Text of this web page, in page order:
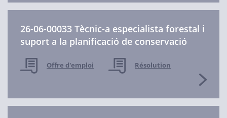
26-06-00033 Tècnic-a especialista forestal i
suport a la planificació de conservació
Offre d'emploi Résolution